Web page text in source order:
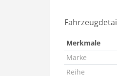
Merkmale
Marke
Reihe